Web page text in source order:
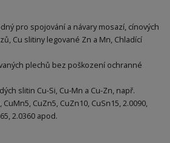
pro spojování a návary mosazí, cínových
Cu slitiny legované Zn a Mn, Chladící
plechů bez poškození ochranné
slitin Cu-Si, Cu-Mn a Cu-Zn, např.
CuMn5, CuZn5, CuZn10, CuSn15, 2.0090,
2.0360 apod.